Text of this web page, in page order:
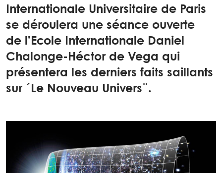
Internationale Universitaire de Paris
se déroulera une séance ouverte
de l’Ecole Internationale Daniel
Chalonge-Héctor de Vega qui
présentera les derniers faits saillants
sur ´Le Nouveau Univers¨.